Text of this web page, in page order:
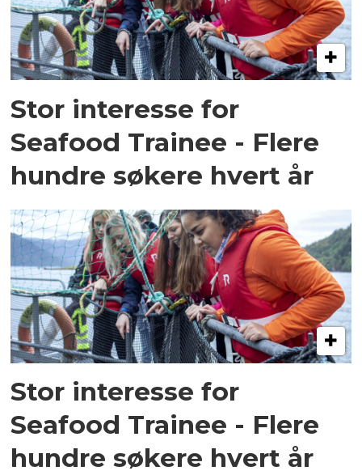
Stor interesse for
Seafood Trainee - Flere
hundre søkere hvert år
Stor interesse for
Seafood Trainee - Flere
hundre søkere hvert år